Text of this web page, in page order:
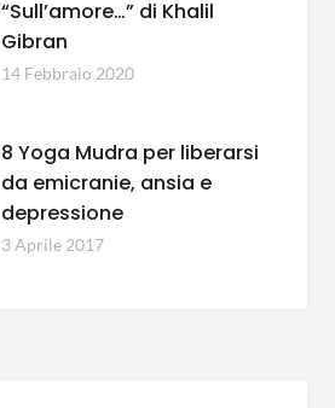
“Sull’amore…” di Khalil
Gibran
14 Febbraio 2020
8 Yoga Mudra per liberarsi
da emicranie, ansia e
depressione
3 Aprile 2017